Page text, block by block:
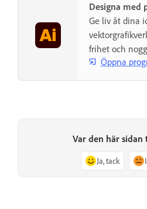
Designa med
Ge liv åt dina
frihet och
Öppna
Var den här sidan
Ja, tack